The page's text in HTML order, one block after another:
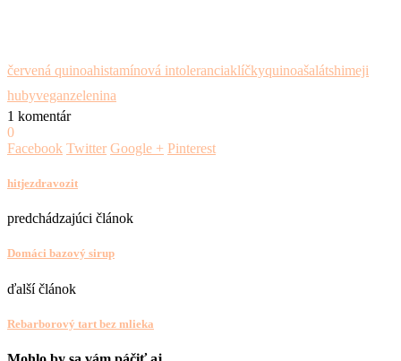
červená quinoahistamínová intoleranciaklíčkyquinoašalátshimeji
hubyveganzelenina
1 komentár
0
Facebook Twitter Google + Pinterest
hitjezdravozit
predchádzajúci článok
Domáci bazový sirup
ďalší článok
Rebarborový tart bez mlieka